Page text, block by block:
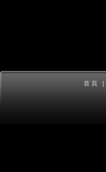
首 頁